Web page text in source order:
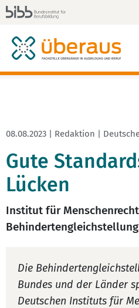
08.08.2023 | Redaktion |
Gute
Lücken
Institut für
Die
Bundes und der Länder
Deutschen Instituts für